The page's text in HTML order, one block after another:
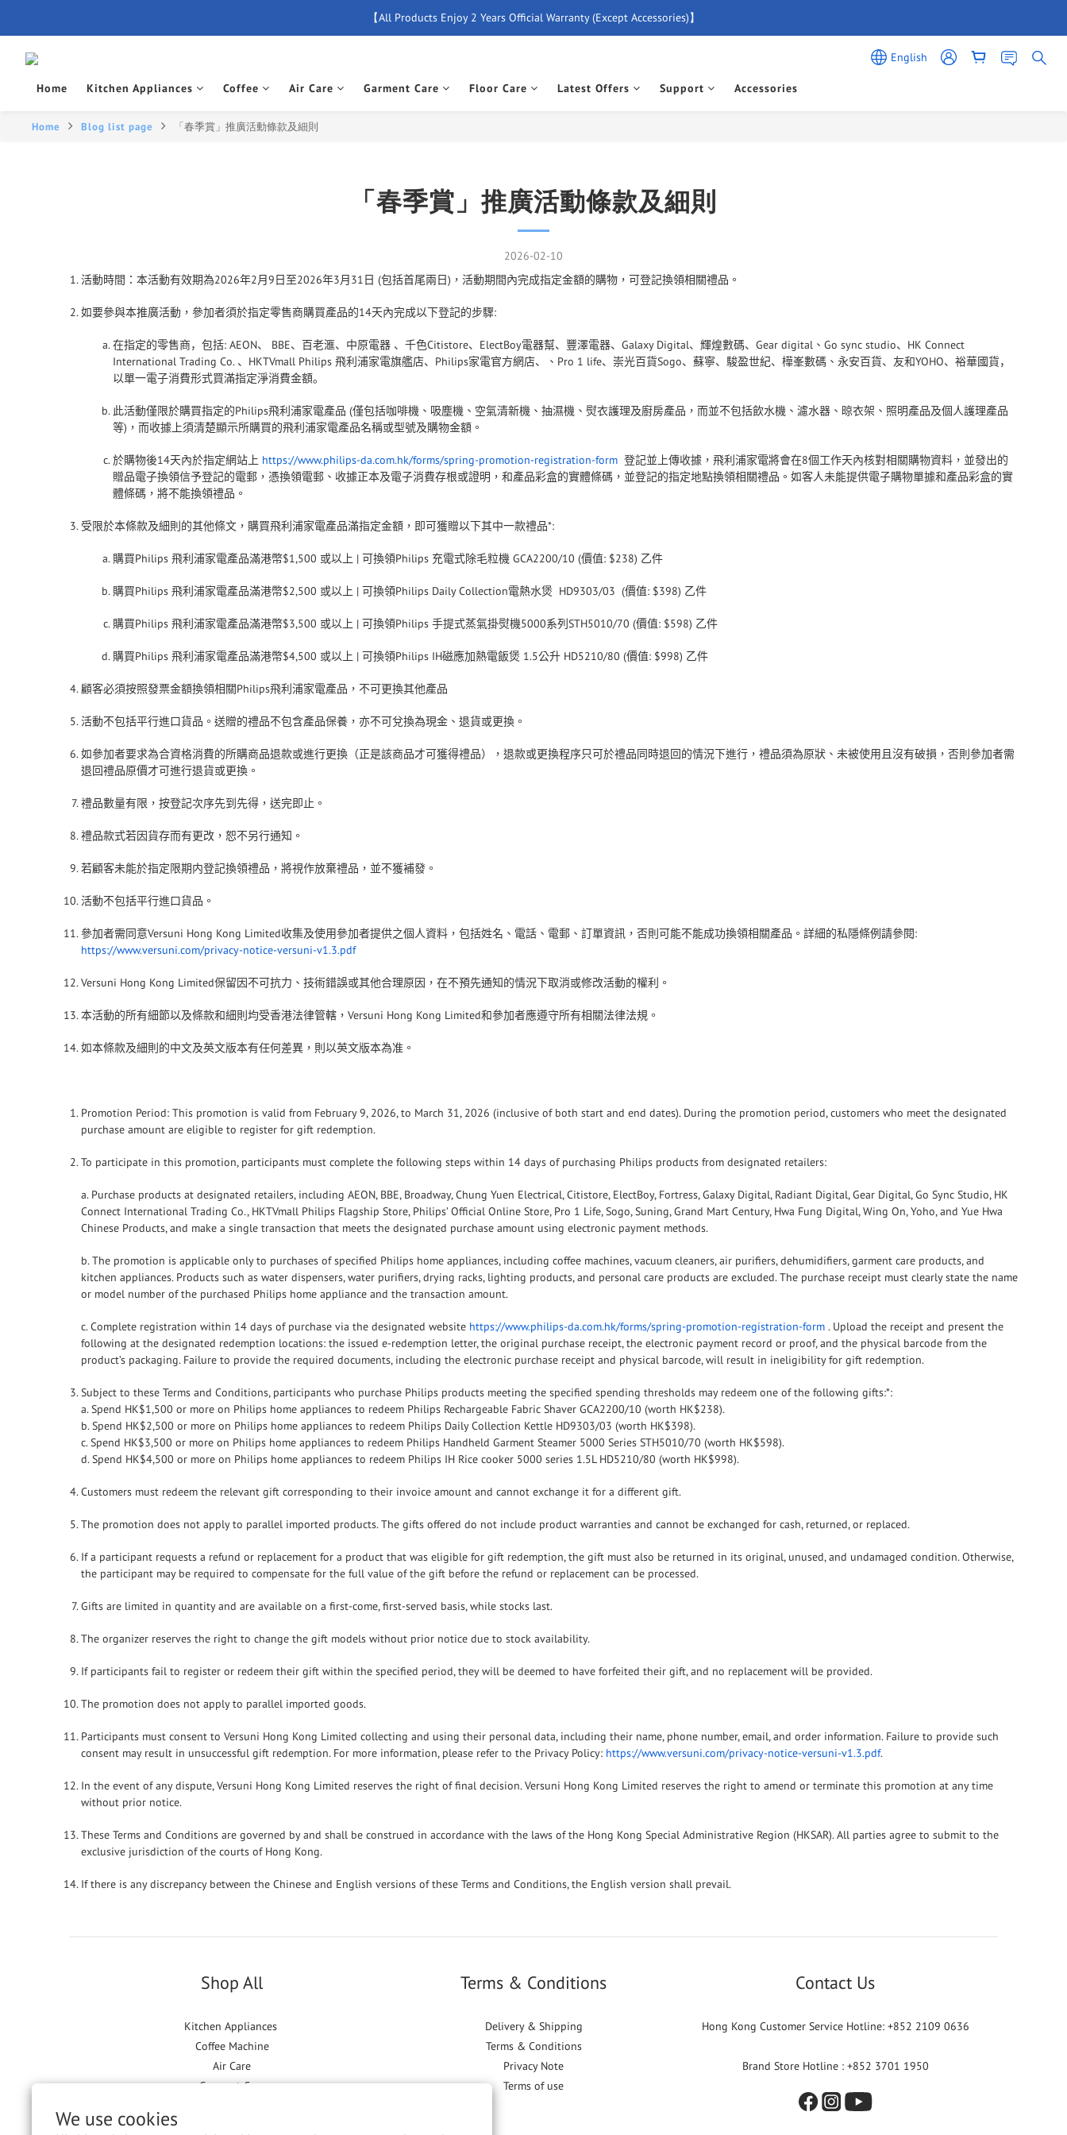
We use cookies
【Free Delivery For Orders Over $500】
【All Products Enjoy 2 Years Official Warranty (Except Accessories)】
【Free Delivery For Orders Over $500】
English
Home Kitchen Appliances Coffee Air Care Garment Care Floor Care Latest Offers Support Accessories
Home Blog list page 「春季賞」推廣活動條款及細則
「春季賞」推廣活動條款及細則
2026-02-10
活動時間：本活動有效期為2026年2月9日至2026年3月31日 (包括首尾兩日) ，活動期間內完成指定金額的購物，可登記換領相關禮品。
如要參與本推廣活動，參加者須於指定零售商購買產品的14天內完成以下登記的步驟:
在指定的零售商，包括: AEON、 BBE、百老滙、中原電器 、千色Citistore、 ElectBoy電器幫、豐澤電器、 Galaxy Digital、輝煌數碼、 Gear digital 、 Go sync studio、 HK Connect
International Trading Co. 、 HKTVmall Philips 飛利浦家電旗艦店、 Philips家電官方網店、 、 Pro 1 life、崇光百貨Sogo、蘇寧、駿盈世紀、 樺峯數碼 、 永安百貨、友和YOHO、裕華國貨，
以單一電子消費形式買滿指定淨消費金額。
此活動僅限於購買指定的Philips飛利浦家電產品 (僅包括咖啡機、吸塵機、空氣清新機、抽濕機、熨衣護理及廚房產品，而並不包括飲水機、濾水器、晾衣架、照明產品及個人護理產品
等) ，而收據上須清楚顯示所購買的飛利浦家電產品名稱或型號及購物金額。
於購物後14天內於指定網站上 https://www.philips-da.com.hk/forms/spring-promotion-registration-form 登記並上傳收據，飛利浦家電將會在8個工作天內核對相關購物資料，並發出的
贈品電子換領信予登記的電郵，憑換領電郵、收據正本及電子消費存根或證明，和產品彩盒的實體條碼，並登記的指定地點換領相關禮品。如客人未能提供電子購物單據和產品彩盒的實
體條碼，將不能換領禮品。
受限於本條款及細則的其他條文，購買飛利浦家電產品滿指定金額，即可獲贈以下其中一款禮品*:
購買Philips 飛利浦家電產品滿港幣$1,500 或以上 | 可換領Philips 充電式除毛粒機 GCA2200/10 (價值: $238) 乙件
購買Philips 飛利浦家電產品滿港幣$2,500 或以上 | 可換領Philips Daily Collection電熱水煲 HD9303/03 (價值: $398) 乙件
購買Philips 飛利浦家電產品滿港幣$3,500 或以上 | 可換領Philips 手提式蒸氣掛熨機5000系列STH5010/70 (價值: $598) 乙件
購買Philips 飛利浦家電產品滿港幣$4,500 或以上 | 可換領Philips IH磁應加熱電飯煲 1.5公升 HD5210/80 (價值: $998) 乙件
顧客必須按照發票金額換領相關Philips飛利浦家電產品，不可更換其他產品
活動不包括平行進口貨品。送贈的禮品不包含產品保養，亦不可兌換為現金、退貨或更換。
如參加者要求為合資格消費的所購商品退款或進行更換（正是該商品才可獲得禮品），退款或更換程序只可於禮品同時退回的情況下進行，禮品須為原狀、未被使用且沒有破損，否則參加者需
退回禮品原價才可進行退貨或更換。
禮品數量有限，按登記次序先到先得，送完即止。
禮品款式若因貨存而有更改，恕不另行通知。
若顧客未能於指定限期内登記換領禮品，將視作放棄禮品，並不獲補發。
活動不包括平行進口貨品。
參加者需同意Versuni Hong Kong Limited收集及使用參加者提供之個人資料，包括姓名、電話、電郵、訂單資訊，否則可能不能成功換領相關產品。詳細的私隱條例請參閱:
https://www.versuni.com/privacy-notice-versuni-v1.3.pdf
Versuni Hong Kong Limited保留因不可抗力、技術錯誤或其他合理原因，在不預先通知的情況下取消或修改活動的權利。
本活動的所有細節以及條款和細則均受香港法律管轄， Versuni Hong Kong Limited和參加者應遵守所有相關法律法規。
如本條款及細則的中文及英文版本有任何差異，則以英文版本為准。
Promotion Period: This promotion is valid from February 9, 2026, to March 31, 2026 (inclusive of both start and end dates). During the promotion period, customers who meet the designated
purchase amount are eligible to register for gift redemption.
To participate in this promotion, participants must complete the following steps within 14 days of purchasing Philips products from designated retailers:
a. Purchase products at designated retailers, including AEON, BBE, Broadway, Chung Yuen Electrical, Citistore, ElectBoy, Fortress, Galaxy Digital, Radiant Digital, Gear Digital, Go Sync Studio, HK
Connect International Trading Co., HKTVmall Philips Flagship Store, Philips’ Official Online Store, Pro 1 Life, Sogo, Suning, Grand Mart Century, Hwa Fung Digital, Wing On, Yoho, and Yue Hwa
Chinese Products, and make a single transaction that meets the designated purchase amount using electronic payment methods.
b. The promotion is applicable only to purchases of specified Philips home appliances, including coffee machines, vacuum cleaners, air purifiers, dehumidifiers, garment care products, and
kitchen appliances. Products such as water dispensers, water purifiers, drying racks, lighting products, and personal care products are excluded. The purchase receipt must clearly state the name
or model number of the purchased Philips home appliance and the transaction amount.
c. Complete registration within 14 days of purchase via the designated website https://www.philips-da.com.hk/forms/spring-promotion-registration-form . Upload the receipt and present the
following at the designated redemption locations: the issued e-redemption letter, the original purchase receipt, the electronic payment record or proof, and the physical barcode from the
product’s packaging. Failure to provide the required documents, including the electronic purchase receipt and physical barcode, will result in ineligibility for gift redemption.
Subject to these Terms and Conditions, participants who purchase Philips products meeting the specified spending thresholds may redeem one of the following gifts:*:
a. Spend HK$1,500 or more on Philips home appliances to redeem Philips Rechargeable Fabric Shaver GCA2200/10 (worth HK$238).
b. Spend HK$2,500 or more on Philips home appliances to redeem Philips Daily Collection Kettle HD9303/03 (worth HK$398).
c. Spend HK$3,500 or more on Philips home appliances to redeem Philips Handheld Garment Steamer 5000 Series STH5010/70 (worth HK$598).
d. Spend HK$4,500 or more on Philips home appliances to redeem Philips IH Rice cooker 5000 series 1.5L HD5210/80 (worth HK$998).
Customers must redeem the relevant gift corresponding to their invoice amount and cannot exchange it for a different gift.
The promotion does not apply to parallel imported products. The gifts offered do not include product warranties and cannot be exchanged for cash, returned, or replaced.
If a participant requests a refund or replacement for a product that was eligible for gift redemption, the gift must also be returned in its original, unused, and undamaged condition. Otherwise,
the participant may be required to compensate for the full value of the gift before the refund or replacement can be processed.
Gifts are limited in quantity and are available on a first-come, first-served basis, while stocks last.
The organizer reserves the right to change the gift models without prior notice due to stock availability.
If participants fail to register or redeem their gift within the specified period, they will be deemed to have forfeited their gift, and no replacement will be provided.
The promotion does not apply to parallel imported goods.
Participants must consent to Versuni Hong Kong Limited collecting and using their personal data, including their name, phone number, email, and order information. Failure to provide such
consent may result in unsuccessful gift redemption. For more information, please refer to the Privacy Policy: https://www.versuni.com/privacy-notice-versuni-v1.3.pdf.
In the event of any dispute, Versuni Hong Kong Limited reserves the right of final decision. Versuni Hong Kong Limited reserves the right to amend or terminate this promotion at any time
without prior notice.
These Terms and Conditions are governed by and shall be construed in accordance with the laws of the Hong Kong Special Administrative Region (HKSAR). All parties agree to submit to the
exclusive jurisdiction of the courts of Hong Kong.
If there is any discrepancy between the Chinese and English versions of these Terms and Conditions, the English version shall prevail.
Shop All
Kitchen Appliances
Coffee Machine
Air Care
Garment Care
Terms & Conditions
Delivery & Shipping
Terms & Conditions
Privacy Note
Terms of use
Contact Us
Hong Kong Customer Service Hotline: +852 2109 0636
Brand Store Hotline : +852 3701 1950